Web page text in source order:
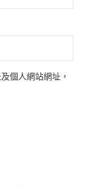
個人網站網址，